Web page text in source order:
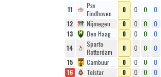
11
Psv
Eindhoven
0 0 0 0
12
Nijmegen 0 0 0 0
13
Den Haag 0 0 0 0
14
Sparta
Rotterdam
0 0 0 0
15
Cambuur 0 0 0 0
16
Telstar 0 0 0 0